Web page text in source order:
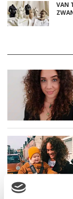
VAN